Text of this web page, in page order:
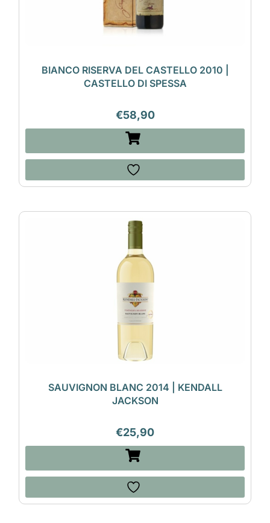
BIANCO RISERVA DEL CASTELLO 2010 |
CASTELLO DI SPESSA
€58,90
SAUVIGNON BLANC 2014 | KENDALL
JACKSON
€25,90